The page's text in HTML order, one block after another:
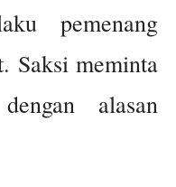
pemenang
Saksi meminta
alasan